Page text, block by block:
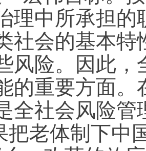
理中所承担的
社会的基本
风险。因此
的重要方面
全社会风险
把老体制下中